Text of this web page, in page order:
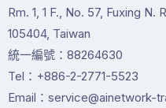
Rm. 1, 1 F., No. 57, Fuxing
105404, Taiwan
統一編號：88264630
Tel：+886-2-2771-5523
Email：service@ainetwork-